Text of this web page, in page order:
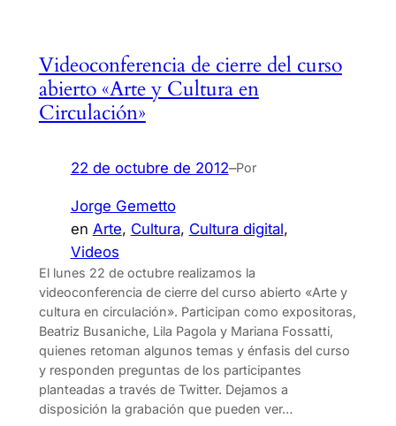
Videoconferencia de cierre del curso
abierto «Arte y Cultura en
Circulación»
22 de octubre de 2012–Por
Jorge Gemetto
en Arte, Cultura, Cultura digital
Videos
El lunes 22 de octubre realizamos la
videoconferencia de cierre del curso abierto «Arte y
cultura en circulación». Participan como expositoras,
Beatriz Busaniche, Lila Pagola y Mariana Fossatti,
quienes retoman algunos temas y énfasis del curso
y responden preguntas de los participantes
planteadas a través de Twitter. Dejamos a
disposición la grabación que pueden ver…